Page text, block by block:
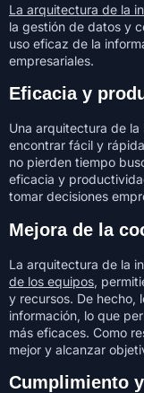
La arquitectura de la
la gestión de datos y
uso eficaz de la
empresariales.
Eficacia y
Una arquitectura de
encontrar fácil y
no pierden tiempo
eficacia y
tomar decisiones
Mejora de la
La arquitectura de la
de los equipos,
y recursos. De hecho,
información, lo que
más eficaces. Como
mejor y alcanzar
Cumplimiento